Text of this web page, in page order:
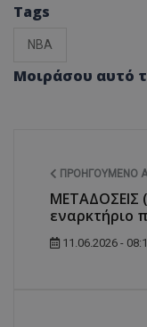
Tags
NBA
Μοιράσου αυτό
ΠΡΟΗΓΟΎΜΕΝΟ
ΜΕΤΑΔΟΣΕΙΣ
εναρκτήριο
11.06.2026 -